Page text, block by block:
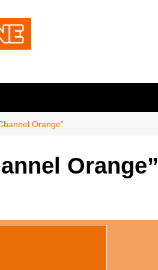
Orange”
Orange”